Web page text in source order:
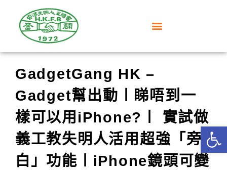
GadgetGang HK –
Gadget幫出動〡睇唔到一
樣可以用iPhone?〡 實試做
義工教失明人活用超強「旁
白」功能〡iPhone鏡頭可變